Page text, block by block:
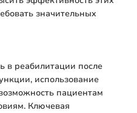
значительных
в реабилитации после
использование
пациентам
Ключевая